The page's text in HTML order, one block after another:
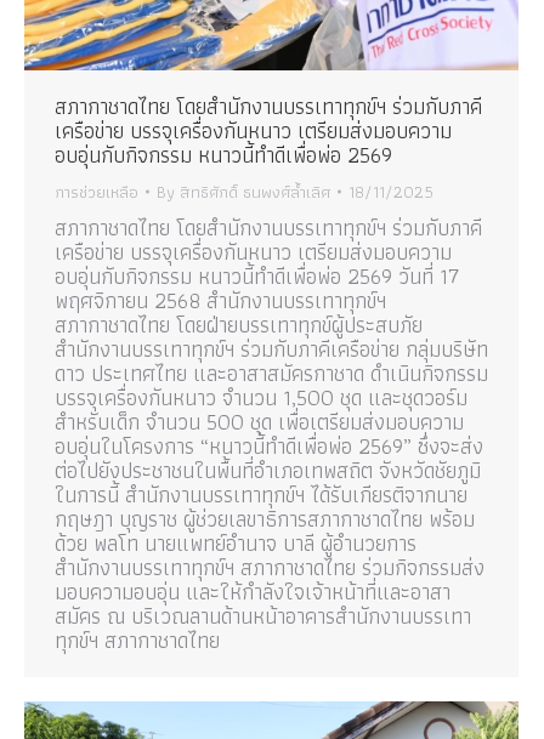
สภากาชาดไทย โดยสำนักงานบรรเทาทุกข์ฯ ร่วมกับภาคี
เครือข่าย บรรจุเครื่องกันหนาว เตรียมส่งมอบความ
อบอุ่นกับกิจกรรม หนาวนี้ทำดีเพื่อพ่อ 2569
การช่วยเหลือ By สิทธิศักดิ์ ธนพงศ์ล้ำเลิศ 18/11/2025
สภากาชาดไทย โดยสำนักงานบรรเทาทุกข์ฯ ร่วมกับภาคี
เครือข่าย บรรจุเครื่องกันหนาว เตรียมส่งมอบความ
อบอุ่นกับกิจกรรม หนาวนี้ทำดีเพื่อพ่อ 2569 วันที่ 17
พฤศจิกายน 2568 สำนักงานบรรเทาทุกข์ฯ
สภากาชาดไทย โดยฝ่ายบรรเทาทุกข์ผู้ประสบภัย
สำนักงานบรรเทาทุกข์ฯ ร่วมกับภาคีเครือข่าย กลุ่มบริษัท
ดาว ประเทศไทย และอาสาสมัครกาชาด ดำเนินกิจกรรม
บรรจุเครื่องกันหนาว จำนวน 1,500 ชุด และชุดวอร์ม
สำหรับเด็ก จำนวน 500 ชุด เพื่อเตรียมส่งมอบความ
อบอุ่นในโครงการ “หนาวนี้ทำดีเพื่อพ่อ 2569” ซึ่งจะส่ง
ต่อไปยังประชาชนในพื้นที่อำเภอเทพสถิต จังหวัดชัยภูมิ
ในการนี้ สำนักงานบรรเทาทุกข์ฯ ได้รับเกียรติจากนาย
กฤษฎา บุญราช ผู้ช่วยเลขาธิการสภากาชาดไทย พร้อม
ด้วย พลโท นายแพทย์อำนาจ บาลี ผู้อำนวยการ
สำนักงานบรรเทาทุกข์ฯ สภากาชาดไทย ร่วมกิจกรรมส่ง
มอบความอบอุ่น และให้กำลังใจเจ้าหน้าที่และอาสา
สมัคร ณ บริเวณลานด้านหน้าอาคารสำนักงานบรรเทา
ทุกข์ฯ สภากาชาดไทย